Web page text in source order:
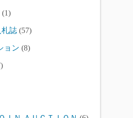
(1)
札誌 (57)
ョン (8)